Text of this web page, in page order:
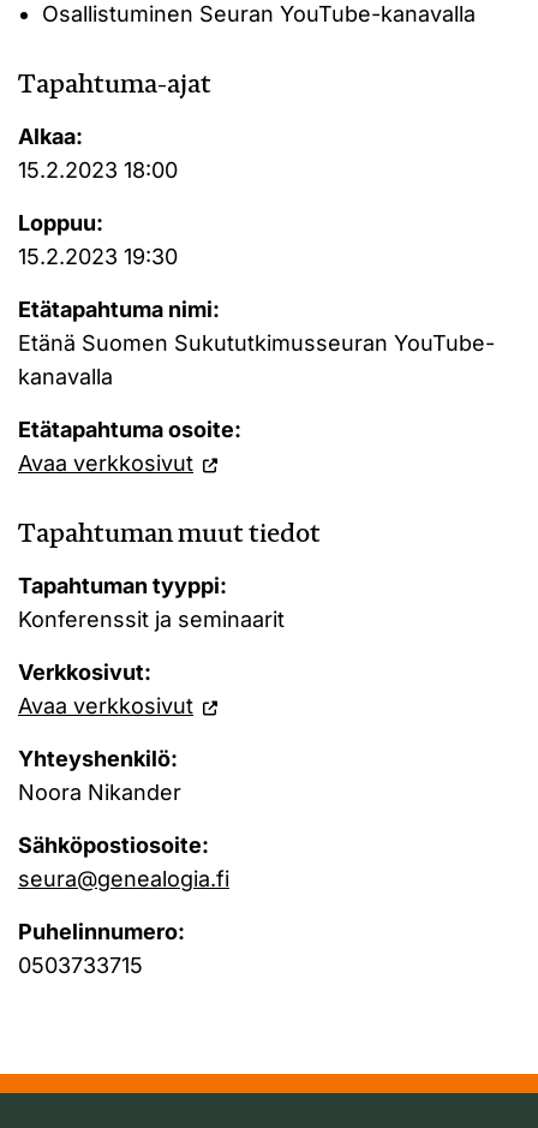
Osallistuminen Seuran YouTube-kanavalla
Tapahtuma-ajat
Alkaa:
15.2.2023 18:00
Loppuu:
15.2.2023 19:30
Etätapahtuma nimi:
Etänä Suomen Sukututkimusseuran YouTube-
kanavalla
Etätapahtuma osoite:
Avaa verkkosivut
Tapahtuman muut tiedot
Tapahtuman tyyppi:
Konferenssit ja seminaarit
Verkkosivut:
Avaa verkkosivut
Yhteyshenkilö:
Noora Nikander
Sähköpostiosoite:
seura@genealogia.fi
Puhelinnumero:
0503733715